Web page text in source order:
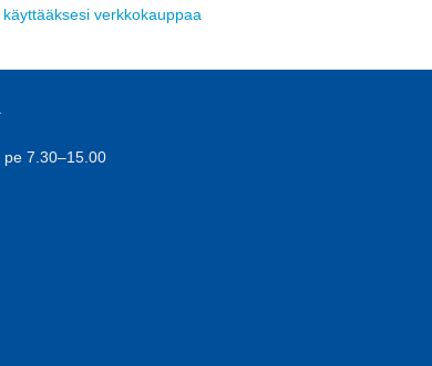
käyttääksesi verkkokauppaa
7.30–15.00